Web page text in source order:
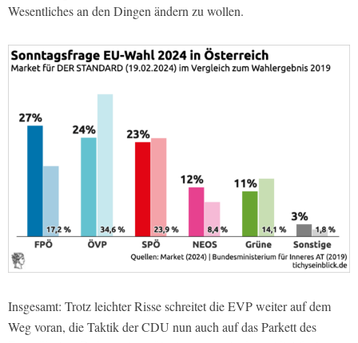
Wesentliches an den Dingen ändern zu wollen.
Insgesamt: Trotz leichter Risse schreitet die EVP weiter auf dem
Weg voran, die Taktik der CDU nun auch auf das Parkett des